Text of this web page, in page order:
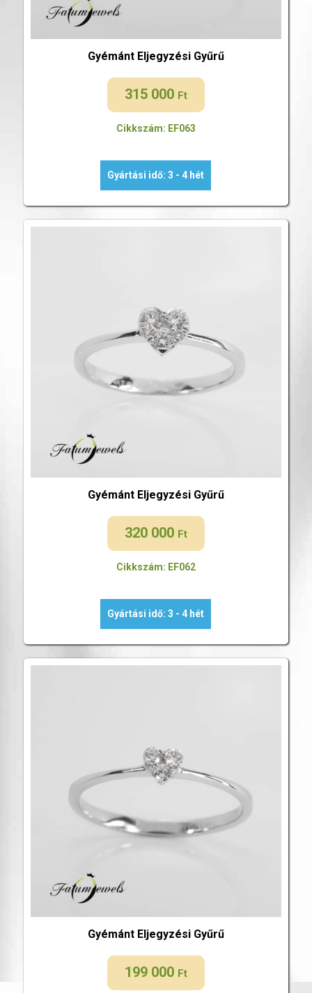
Gyémánt Eljegyzési Gyűrű
315 000 Ft
Cikkszám: EF063
Gyártási idő: 3 - 4 hét
Gyémánt Eljegyzési Gyűrű
320 000 Ft
Cikkszám: EF062
Gyártási idő: 3 - 4 hét
Gyémánt Eljegyzési Gyűrű
199 000 Ft